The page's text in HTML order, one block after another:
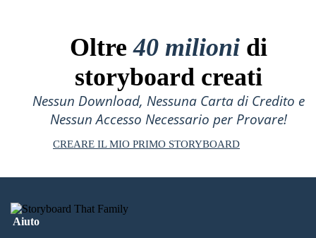
Oltre40 milioni di
storyboard creati
Nessun Download, Nessuna Carta di Credito e
Nessun Accesso Necessario per Provare!
CREARE IL MIO PRIMO STORYBOARD
Aiuto